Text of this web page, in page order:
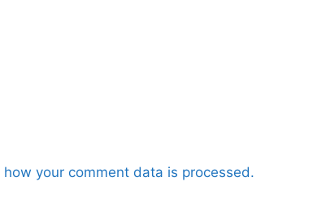
how your comment data is processed.